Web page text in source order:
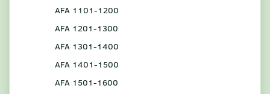
AFA 1101-1200
AFA 1201-1300
AFA 1301-1400
AFA 1401-1500
AFA 1501-1600